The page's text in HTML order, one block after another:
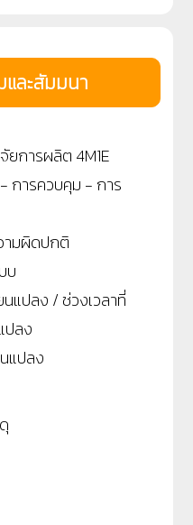
ละสัมมนา
ยการผลิต 4M1E
การควบคุม - การ
ามผิดปกติ
บ
แปลง / ช่วงเวลาที่
ปลง
แปลง